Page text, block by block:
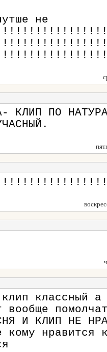
не
КЛИП ПО
классный
вообще
И КЛИП НЕ
кому нравится